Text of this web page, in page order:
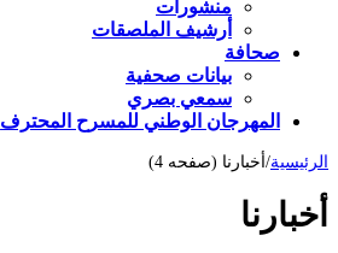
منشورات
أرشيف الملصقات
صحافة
بيانات صحفية
سمعي بصري
المهرجان الوطني للمسرح المحترف
الرئيسية/ أخبارنا (صفحه 4)
أخبارنا